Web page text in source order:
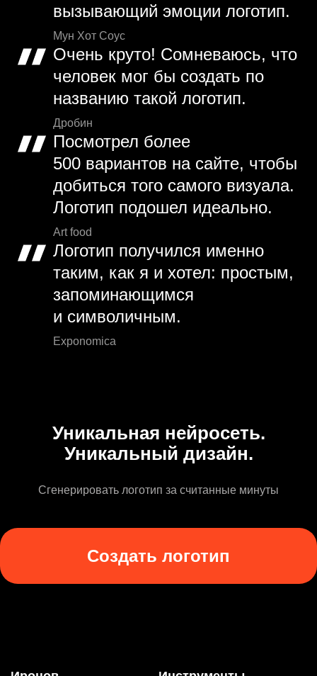
вызывающий эмоции логотип.
Мун Хот Соус
Очень круто! Сомневаюсь, что
человек мог бы создать по
названию такой логотип.
Дробин
Посмотрел более
500 вариантов на сайте, чтобы
добиться того самого визуала.
Логотип подошел идеально.
Art food
Логотип получился именно
таким, как я и хотел: простым,
запоминающимся
и символичным.
Exponomica
Уникальная нейросеть.
Уникальный дизайн.
Сгенерировать логотип за считанные минуты
Создать логотип